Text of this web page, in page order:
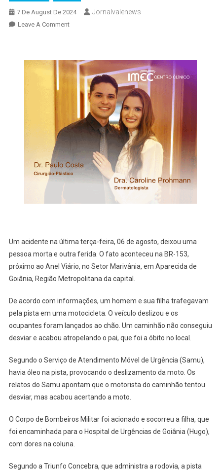
7 De August De 2024 Jornalvalenews
Leave A CommentOn
153:
Pai
Morre
Atropelado
Caminhão
Após
De
Moto
A
Um acidente na última terça-feira, 06 de agosto, deixou uma
pessoa morta e outra ferida. O fato aconteceu na BR-153,
próximo ao Anel Viário, no Setor Marivânia, em Aparecida de
Goiânia, Região Metropolitana da capital.
De acordo com informações, um homem e sua filha trafegavam
pela pista em uma motocicleta. O veículo deslizou e os
ocupantes foram lançados ao chão. Um caminhão não conseguiu
desviar e acabou atropelando o pai, que foi a óbito no local.
Segundo o Serviço de Atendimento Móvel de Urgência (Samu),
havia óleo na pista, provocando o deslizamento da moto. Os
relatos do Samu apontam que o motorista do caminhão tentou
desviar, mas acabou acertando a moto.
O Corpo de Bombeiros Militar foi acionado e socorreu a filha, que
foi encaminhada para o Hospital de Urgências de Goiânia (Hugo),
com dores na coluna.
Segundo a Triunfo Concebra, que administra a rodovia, a pista